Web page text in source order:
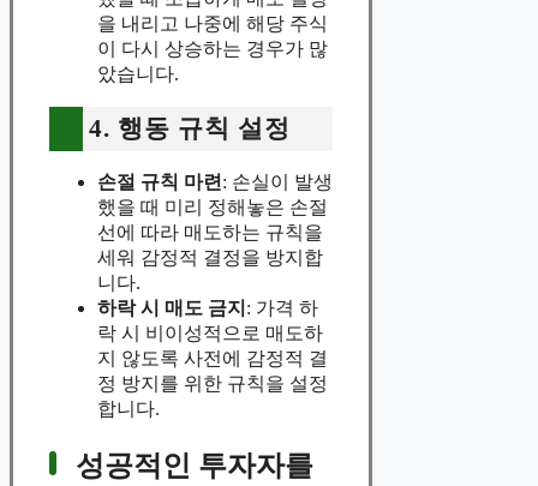
을 내리고 나중에 해당 주식
이 다시 상승하는 경우가 많
았습니다.
4. 행동 규칙 설정
손절 규칙 마련 : 손실이 발생
했을 때 미리 정해놓은 손절
선에 따라 매도하는 규칙을
세워 감정적 결정을 방지합
니다.
하락 시 매도 금지 : 가격 하
락 시 비이성적으로 매도하
지 않도록 사전에 감정적 결
정 방지를 위한 규칙을 설정
합니다.
성공적인 투자자를